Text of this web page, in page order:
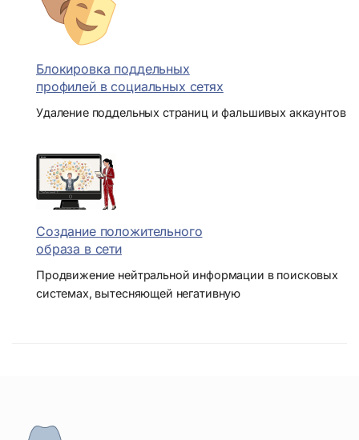
Блокировка поддельных
профилей в социальных сетях
Удаление поддельных страниц и фальшивых аккаунтов
Создание положительного
образа в сети
Продвижение нейтральной информации в поисковых
системах, вытесняющей негативную